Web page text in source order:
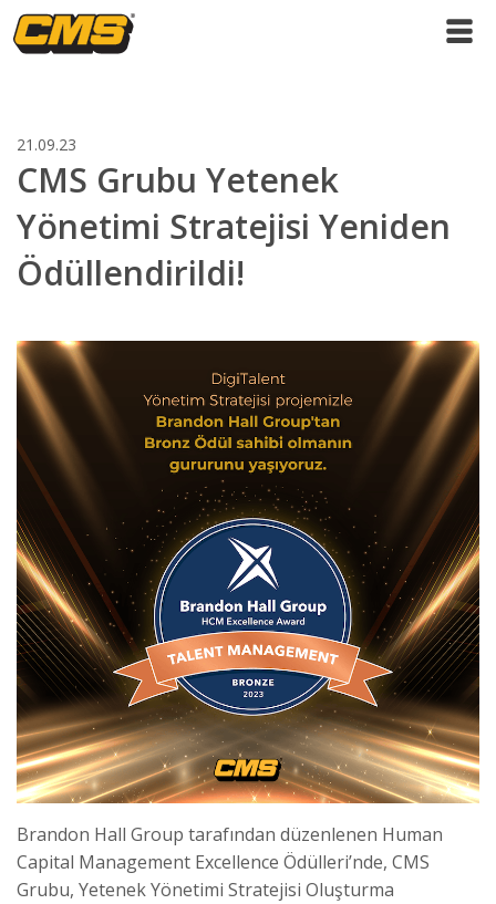
21.09.23
CMS Grubu Yetenek
Yönetimi Stratejisi Yeniden
Ödüllendirildi!
Brandon Hall Group tarafından düzenlenen Human
Capital Management Excellence Ödülleri’nde, CMS
Grubu, Yetenek Yönetimi Stratejisi Oluşturma